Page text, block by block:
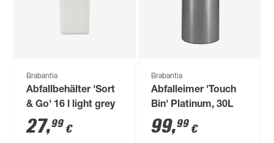
Brabantia
Abfallbehälter 'Sort
& Go' 16 l light grey
27,99 €
Brabantia
Abfalleimer 'Touch
Bin' Platinum, 30L
99,99 €